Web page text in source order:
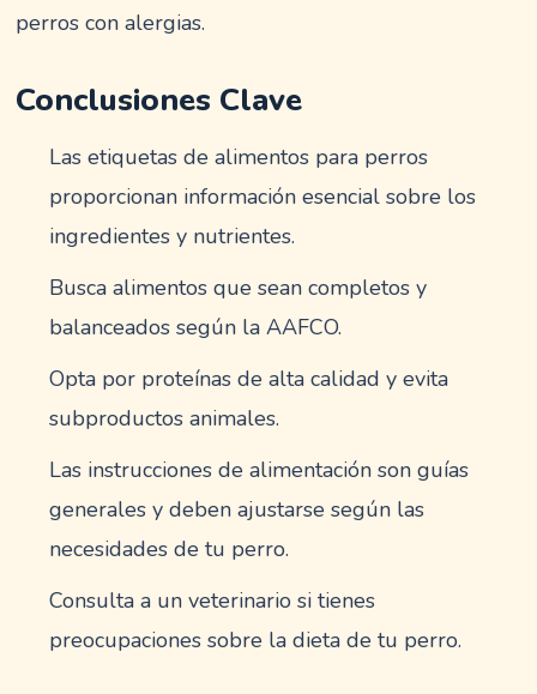
perros con alergias.
Conclusiones Clave
Las etiquetas de alimentos para perros
proporcionan información esencial sobre los
ingredientes y nutrientes.
Busca alimentos que sean completos y
balanceados según la AAFCO.
Opta por proteínas de alta calidad y evita
subproductos animales.
Las instrucciones de alimentación son guías
generales y deben ajustarse según las
necesidades de tu perro.
Consulta a un veterinario si tienes
preocupaciones sobre la dieta de tu perro.